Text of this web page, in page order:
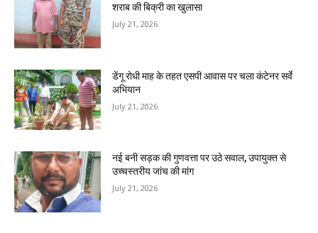
शराब की बिक्री का खुलासा
July 21, 2026
डेंगू रोधी माह के तहत एसपी आवास पर चला कंटेनर सर्वे
अभियान
July 21, 2026
नई बनी सड़क की गुणवत्ता पर उठे सवाल, उपायुक्त से
उच्चस्तरीय जांच की मांग
July 21, 2026